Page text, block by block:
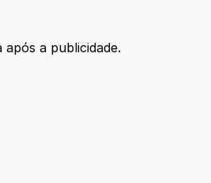
após a publicidade.